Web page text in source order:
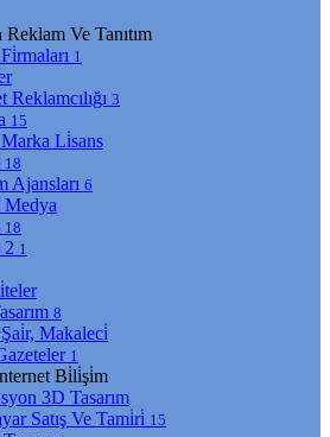
Reklam Ve Tanıtım
1
Reklamcılığı 3
15
Li̇sans
18
Ajansları 6
Medya
18
2 1
8
Makaleci̇
1
Bi̇li̇şi̇m
3D Tasarım
Satış Ve Tami̇ri̇ 15